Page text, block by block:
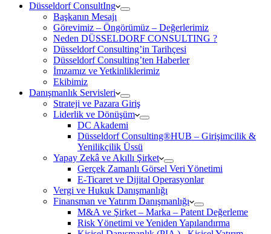
Düsseldorf ConsultIng
Başkanın Mesajı
Görevimiz – Öngörümüz – Değerlerimiz
Neden DÜSSELDORF CONSULTING ?
Düsseldorf Consulting’in Tarihçesi
Düsseldorf Consulting’ten Haberler
İmzamız ve Yetkinliklerimiz
Ekibimiz
Danışmanlık Servisleri
Strateji ve Pazara Giriş
Liderlik ve Dönüşüm
DC Akademi
Düsseldorf Consulting®HUB – Girişimcilik &
Yenilikçilik Üssü
Yapay Zekâ ve Akıllı Şirket
Gerçek Zamanlı Görsel Veri Yönetimi
E-Ticaret ve Dijital Operasyonlar
Vergi ve Hukuk Danışmanlığı
Finansman ve Yatırım Danışmanlığı
M&A ve Şirket – Marka – Patent Değerleme
Risk Yönetimi ve Yeniden Yapılandırma